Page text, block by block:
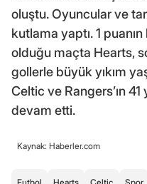
oluştu. Oyuncular ve
kutlama yaptı. 1
olduğu maçta Hearts,
gollerle büyük yıkım
Celtic ve Rangers’ın
devam etti.
Kaynak: Haberler.com